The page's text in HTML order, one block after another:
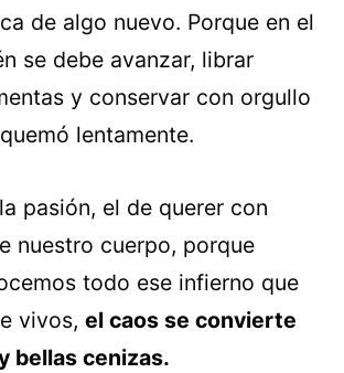
de algo nuevo. Porque en el
se debe avanzar, librar
y conservar con orgullo
lentamente.
pasión, el de querer con
nuestro cuerpo, porque
todo ese infierno que
vivos, el caos se convierte
bellas cenizas.